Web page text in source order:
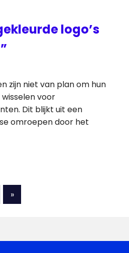
logo’s
zijn niet van plan om hun
voor
Dit blijkt uit een
omroepen door het
Volgende
berichten
»